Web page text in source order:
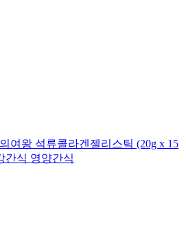
여왕 석류콜라겐젤리스틱 (20g x 15
간식 영양간식